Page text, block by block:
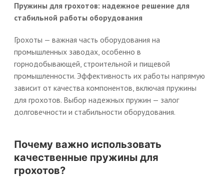
Пружины для грохотов: надежное решение для
стабильной работы оборудования
Грохоты — важная часть оборудования на
промышленных заводах, особенно в
горнодобывающей, строительной и пищевой
промышленности. Эффективность их работы напрямую
зависит от качества компонентов, включая пружины
для грохотов. Выбор надежных пружин — залог
долговечности и стабильности оборудования.
Почему важно использовать
качественные пружины для
грохотов?